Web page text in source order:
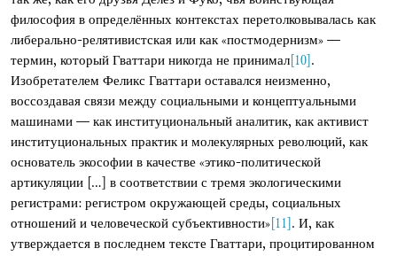
философия в определённых контекстах перетолковывалась как
либерально-релятивистская или как «постмодернизм» —
термин, который Гваттари никогда не принимал[10].
Изобретателем Феликс Гваттари оставался неизменно,
воссоздавая связи между социальными и концептуальными
машинами — как институциональный аналитик, как активист
институциональных практик и молекулярных революций, как
основатель экософии в качестве «этико-политической
артикуляции [...] в соответствии с тремя экологическими
регистрами: регистром окружающей среды, социальных
отношений и человеческой субъективности»[11]. И, как
утверждается в последнем тексте Гваттари, процитированном